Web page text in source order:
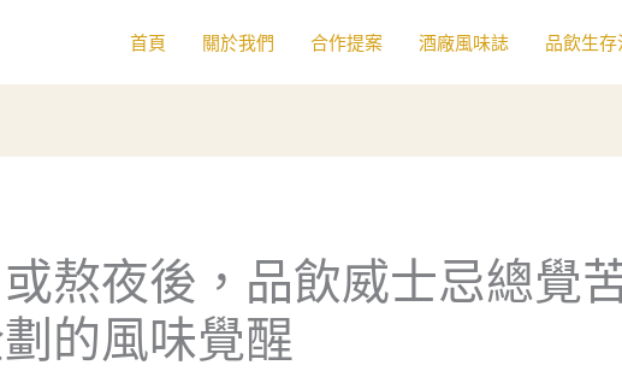
首頁 關於我們 合作提案 酒廠風味誌 品飲生存
熬夜後，品飲威士忌總
的風味覺醒